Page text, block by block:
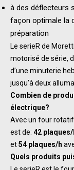
à des déflecteurs
façon optimale la
préparation
Le serieR de
motorisé de série,
d’une minuterie
jusqu’à deux
Combien de
électrique?
Avec un four
est de: 42 plaques/
et54 plaques/h
Quels produits